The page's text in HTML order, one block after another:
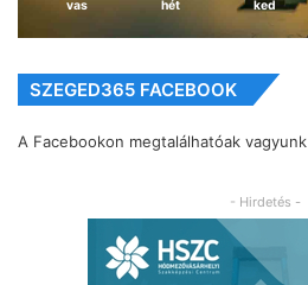
vas hét ked
SZEGED365 FACEBOOK
A Facebookon megtalálhatóak vagyunk
- Hirdetés -